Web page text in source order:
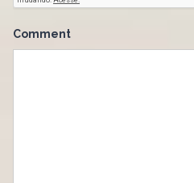
Comment